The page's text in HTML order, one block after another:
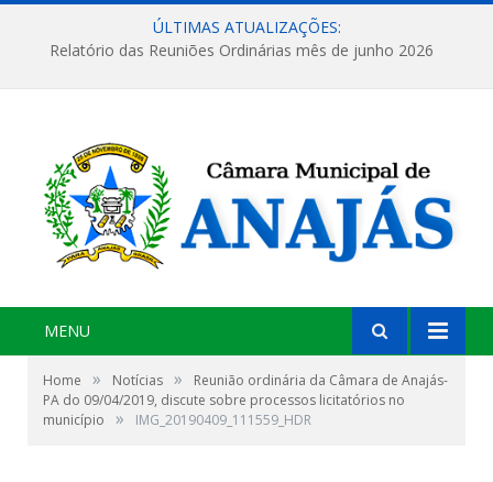
ÚLTIMAS ATUALIZAÇÕES:
Relatório das Reuniões Ordinárias mês de junho 2026
MENU
Home » Notícias »
Reunião ordinária da Câmara de Anajás-
PA do 09/04/2019, discute sobre processos licitatórios no
município
» IMG_20190409_111559_HDR